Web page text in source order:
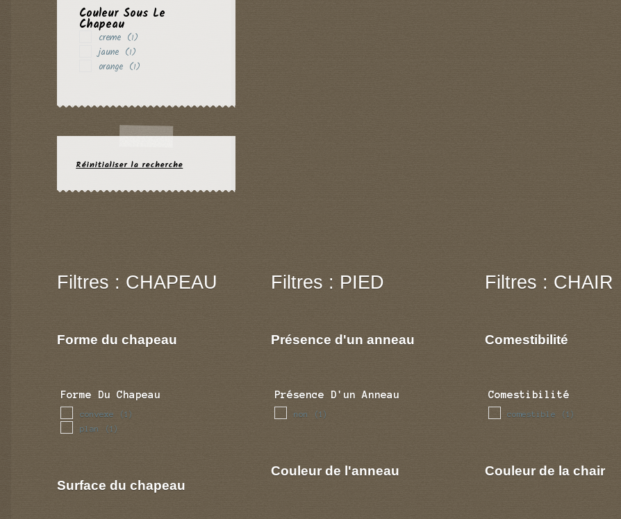
Couleur Sous Le
Chapeau
creme (1)
jaune (1)
orange (1)
Réinitialiser la recherche
Filtres : CHAPEAU
Forme du chapeau
Forme Du Chapeau
convexe (1)
plan (1)
Surface du chapeau
Filtres : PIED
Présence d'un anneau
Présence D'un Anneau
non (1)
Couleur de l'anneau
Filtres : CHAIR
Comestibilité
Comestibilité
comestible (1)
Couleur de la chair